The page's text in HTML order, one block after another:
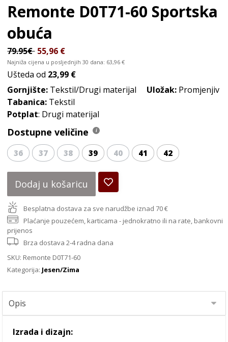
Remonte D0T71-60 Sportska
obuća
79.95€ 55,96 €
Najniža cijena u posljednjih 30 dana: 63,96€
Ušteda od 23,99 €
Gornjište: Tekstil/Drugi materijal Uložak: Promjenjiv
Tabanica: Tekstil
Potplat: Drugi materijal
Dostupne veličine
36 37 38 39 40 41 42
Dodaj u košaricu
Besplatna dostava za sve narudžbe iznad 70 €
Plaćanje pouzećem, karticama - jednokratno ili na rate, bankovni
prijenos
Brza dostava 2-4 radna dana
SKU: Remonte D0T71-60
Kategorija: Jesen/Zima
Izrada i dizajn: